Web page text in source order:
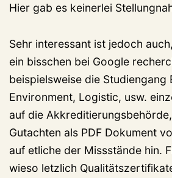
Hier gab es keinerlei
Sehr interessant ist jedoch
ein bisschen bei Google
beispielsweise die Studiengang
Environment, Logistic, usw.
auf die
Gutachten als PDF Dokument
auf etliche der Missstände hin.
wieso letzlich